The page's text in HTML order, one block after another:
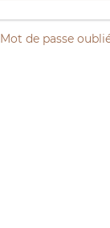
Mot de passe